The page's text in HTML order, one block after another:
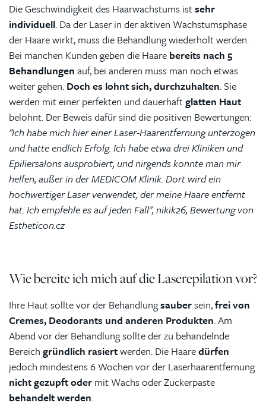
Die Geschwindigkeit des Haarwachstums istsehr
individuell. Da der Laser in der aktiven Wachstumsphase
der Haare wirkt, muss die Behandlung wiederholt werden.
Bei manchen Kunden geben die Haare bereits nach 5
Behandlungen auf, bei anderen muss man noch etwas
weiter gehen. Doch es lohnt sich, durchzuhalten. Sie
werden mit einer perfekten und dauerhaftglatten Haut
belohnt. Der Beweis dafür sind die positiven Bewertungen:
"Ich habe mich hier einer Laser-Haarentfernung unterzogen
und hatte endlich Erfolg. Ich habe etwa drei Kliniken und
Epiliersalons ausprobiert, und nirgends konnte man mir
helfen, außer in der MEDICOM Klinik. Dort wird ein
hochwertiger Laser verwendet, der meine Haare entfernt
hat. Ich empfehle es auf jeden Fall", nikik26, Bewertung von
Estheticon.cz
Wie bereite ich mich auf die Laserepilation vor?
Ihre Haut sollte vor der Behandlungsaubersein,frei von
Cremes, Deodorants und anderen Produkten. Am
Abend vor der Behandlung sollte der zu behandelnde
Bereich gründlich rasiertwerden. Die Haaredürfen
jedoch mindestens 6 Wochen vor der Laserhaarentfernung
nicht gezupft oder mit Wachs oder Zuckerpaste
behandelt werden.